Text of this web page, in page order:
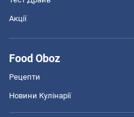
Акції
Food Oboz
Рецепти
Новини Кулінарії